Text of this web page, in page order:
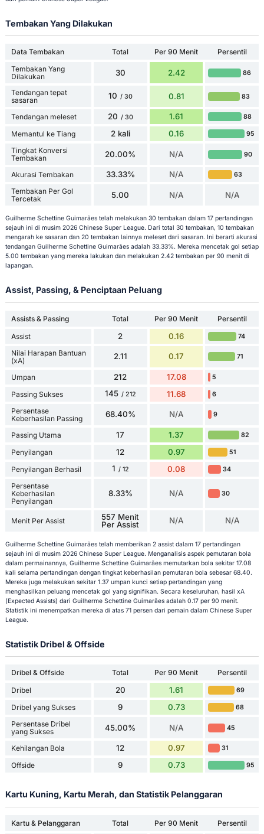
Tembakan Yang Dilakukan
Data Tembakan Total Per 90 Menit
Persentil
Tembakan Yang
Dilakukan
30 2.42 86
Tendangan tepat
sasaran
10 / 30 0.81 83
Tendangan meleset 20 / 30 1.61 88
Memantul ke Tiang 2 kali 0.16 95
Tingkat Konversi
Tembakan
20.00% N/A 90
Akurasi Tembakan 33.33% N/A 63
Tembakan Per Gol
Tercetak
5.00 N/A N/A
Guilherme Schettine Guimarães telah melakukan 30 tembakan dalam 17 pertandingan
sejauh ini di musim 2026 Chinese Super League. Dari total 30 tembakan, 10 tembakan
mengarah ke sasaran dan 20 tembakan lainnya meleset dari sasaran. Ini berarti akurasi
tendangan Guilherme Schettine Guimarães adalah 33.33%. Mereka mencetak gol setiap
5.00 tembakan yang mereka lakukan dan melakukan 2.42 tembakan per 90 menit di
lapangan.
Assist, Passing, & Penciptaan Peluang
Assists & Passing Total Per 90 Menit
Persentil
Assist
2 0.16 74
Nilai Harapan Bantuan
(xA)
2.11 0.17 71
Umpan 212 17.08 5
Passing Sukses 145 / 212 11.68 6
Persentase
Keberhasilan Passing
68.40% N/A 9
Passing Utama 17 1.37 82
Penyilangan 12 0.97 51
Penyilangan Berhasil 1 / 12 0.08 34
Persentase
Keberhasilan
Penyilangan
8.33% N/A 30
Menit Per Assist
557 Menit
Per Assist
N/A N/A
Guilherme Schettine Guimarães telah memberikan 2 assist dalam 17 pertandingan
sejauh ini di musim 2026 Chinese Super League. Menganalisis aspek pemutaran bola
dalam permainannya, Guilherme Schettine Guimarães memutarkan bola sekitar 17.08
kali selama pertandingan dengan tingkat keberhasilan pemutaran bola sebesar 68.40.
Mereka juga melakukan sekitar 1.37 umpan kunci setiap pertandingan yang
menghasilkan peluang mencetak gol yang signifikan. Secara keseluruhan, hasil xA
(Expected Assists) dari Guilherme Schettine Guimarães adalah 0.17 per 90 menit.
Statistik ini menempatkan mereka di atas 71 persen dari pemain dalam Chinese Super
League.
Statistik Dribel & Offside
Dribel & Offside Total Per 90 Menit
Persentil
Dribel
20 1.61 69
Dribel yang Sukses 9 0.73 68
Persentase Dribel
yang Sukses
45.00% N/A 45
Kehilangan Bola 12 0.97 31
Offside 9 0.73 95
Kartu Kuning, Kartu Merah, dan Statistik Pelanggaran
Kartu & Pelanggaran Total Per 90 Menit
Persentil